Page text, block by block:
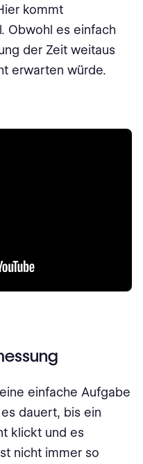
kommt
Obwohl es einfach
der Zeit weitaus
erwarten würde.
einfache Aufgabe
dauert, bis ein
klickt und es
nicht immer so